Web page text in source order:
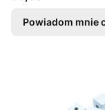
Powiadom mnie